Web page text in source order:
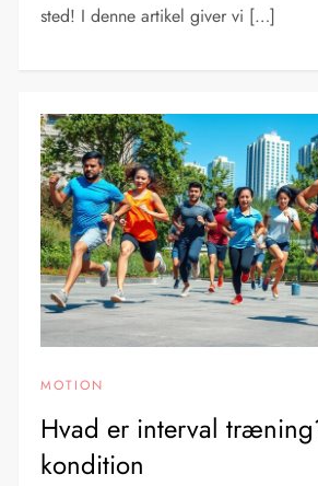
sted! I denne artikel giver vi […]
MOTION
Hvad er interval
kondition